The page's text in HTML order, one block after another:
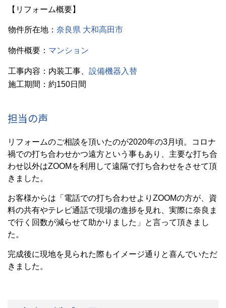
【リフォーム概要】
物件所在地： 奈良県 大和高田市
物件概要： マンション
工事内容：内装工事、 設備機器入替
施工期間：約150日間
担当の声
リフォームのご相談を頂いたのが2020年の3月頃。コロナ
禍での打ち合わせかつ遠方という事もあり、主要な打ち合
わせ以外はZOOMを利用して遠隔で打ち合わせをさせて頂
きました。
お客様からは「電話での打ち合わせよりZOOMの方が、資
料の共有やテレビ通話で現場の進捗を見れ、実際に奈良ま
で行く回数が減らせて助かりました」と言って頂きまし
た。
完成後に現地を見られた際もイメージ通りと喜んでいただ
きました。